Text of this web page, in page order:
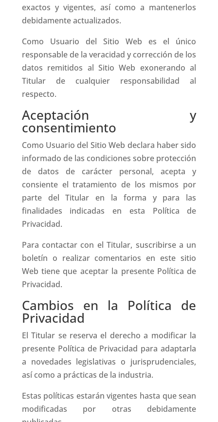
exactos y vigentes, así como a mantenerlos
debidamente actualizados.
Como Usuario del Sitio Web es el único
responsable de la veracidad y corrección de los
datos remitidos al Sitio Web exonerando al
Titular de cualquier responsabilidad al
respecto.
Aceptación y
consentimiento
Como Usuario del Sitio Web declara haber sido
informado de las condiciones sobre protección
de datos de carácter personal, acepta y
consiente el tratamiento de los mismos por
parte del Titular en la forma y para las
finalidades indicadas en esta Política de
Privacidad.
Para contactar con el Titular, suscribirse a un
boletín o realizar comentarios en este sitio
Web tiene que aceptar la presente Política de
Privacidad.
Cambios en la Política de
Privacidad
El Titular se reserva el derecho a modificar la
presente Política de Privacidad para adaptarla
a novedades legislativas o jurisprudenciales,
así como a prácticas de la industria.
Estas políticas estarán vigentes hasta que sean
modificadas por otras debidamente